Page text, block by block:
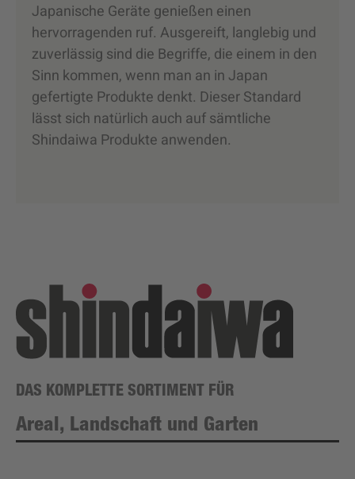
Japanische Geräte genießen einen
hervorragenden ruf. Ausgereift, langlebig und
zuverlässig sind die Begriffe, die einem in den
Sinn kommen, wenn man an in Japan
gefertigte Produkte denkt. Dieser Standard
lässt sich natürlich auch auf sämtliche
Shindaiwa Produkte anwenden.
DAS KOMPLETTE SORTIMENT FÜR
Areal, Landschaft und Garten